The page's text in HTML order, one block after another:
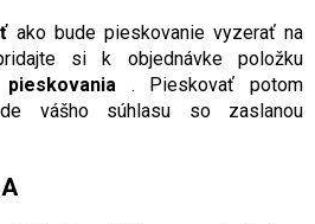
ako bude pieskovanie vyzerať na
si k objednávke položku
. Pieskovať potom
vášho súhlasu so zaslanou